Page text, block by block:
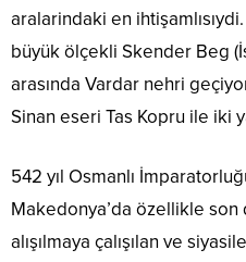
aralarindaki en
büyük ölçekli Skender Beg
arasında Vardar nehri
Sinan eseri Tas Kopru ile iki
542 yıl Osmanlı
Makedonya’da özellikle
alışılmaya çalışılan ve